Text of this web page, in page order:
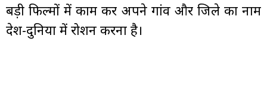
बड़ी फिल्मों में काम कर अपने गांव और जिले का नाम
देश-दुनिया में रोशन करना है।